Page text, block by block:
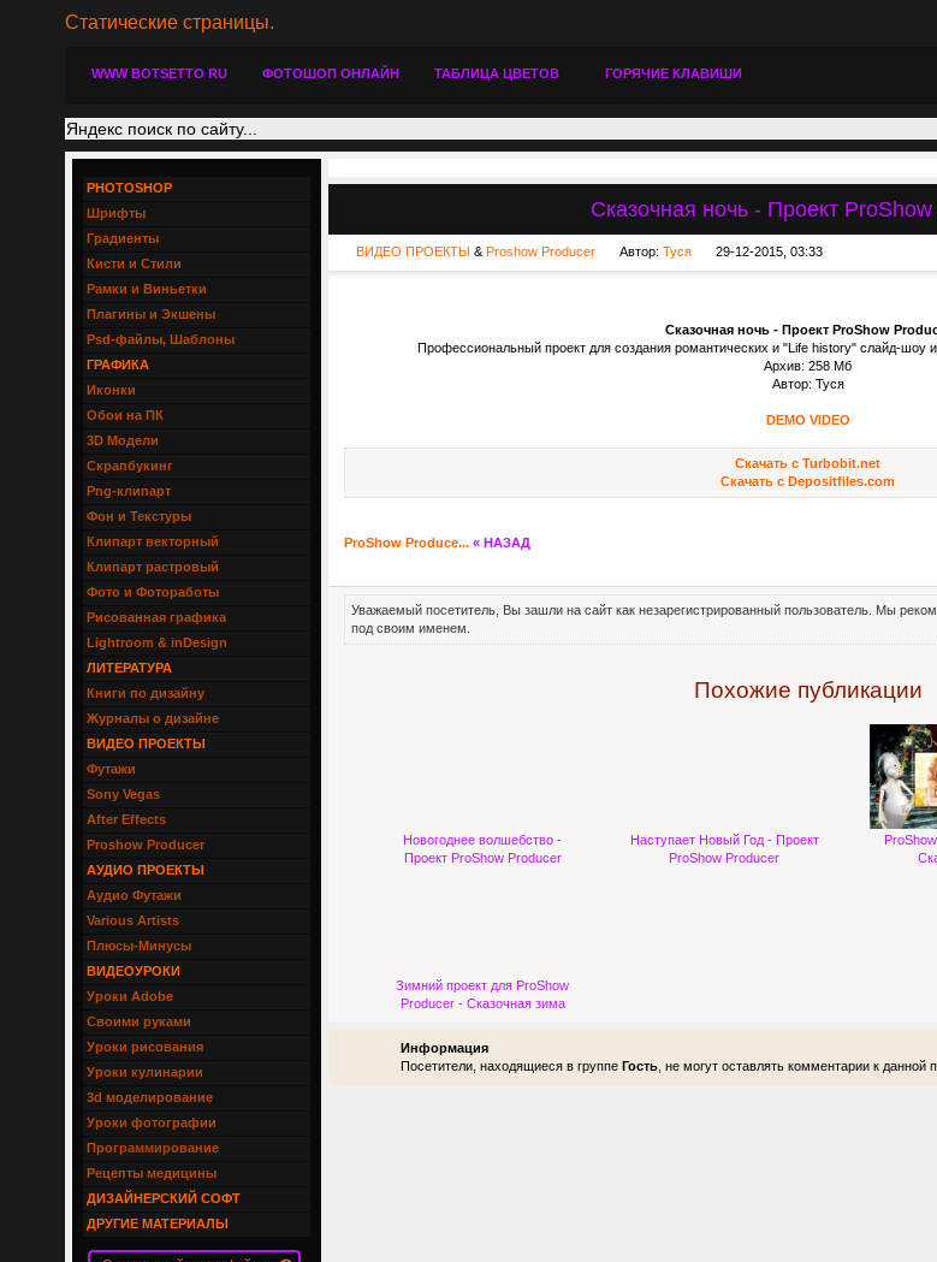
Статические страницы.
WWW BOTSETTO RU ФОТОШОП ОНЛАЙН ТАБЛИЦА ЦВЕТОВ ГОРЯЧИЕ КЛАВИШИ
Сказочная ночь - Проект
ВИДЕО ПРОЕКТЫ & Proshow Producer Автор: Туся 29-12-2015, 03:33
Сказочная ночь - Проект ProShow
Профессиональный проект для создания романтических и "Life history" слайд-шоу
Архив: 258 Мб
Автор: Туся
DEMO VIDEO
Скачать с Turbobit.net
Скачать с Depositfiles.com
ProShow Produce... « НАЗАД
Уважаемый посетитель, Вы зашли на сайт как незарегистрированный пользователь. Мы
под своим именем.
Похожие публикации
Новогоднее волшебство -
Проект ProShow Producer
Наступает Новый Год - Проект
ProShow Producer
Зимний проект для ProShow
Producer - Сказочная зима
Информация
Посетители, находящиеся в группе Гость, не могут оставлять комментарии к данной
PHOTOSHOP
Шрифты
Градиенты
Кисти и Стили
Рамки и Виньетки
Плагины и Экшены
Psd-файлы, Шаблоны
ГРАФИКА
Иконки
Обои на ПК
3D Модели
Скрапбукинг
Png-клипарт
Фон и Текстуры
Клипарт векторный
Клипарт растровый
Фото и Фотоработы
Рисованная графика
Lightroom & inDesign
ЛИТЕРАТУРА
Книги по дизайну
Журналы о дизайне
ВИДЕО ПРОЕКТЫ
Футажи
Sony Vegas
After Effects
Proshow Producer
АУДИО ПРОЕКТЫ
Аудио Футажи
Various Artists
Плюсы-Минусы
ВИДЕОУРОКИ
Уроки Adobe
Своими руками
Уроки рисования
Уроки кулинарии
3d моделирование
Уроки фотографии
Программирование
Рецепты медицины
ДИЗАЙНЕРСКИЙ СОФТ
ДРУГИЕ МАТЕРИАЛЫ